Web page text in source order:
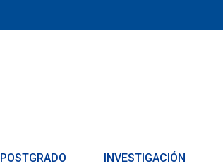
POSTGRADO INVESTIGACIÓN